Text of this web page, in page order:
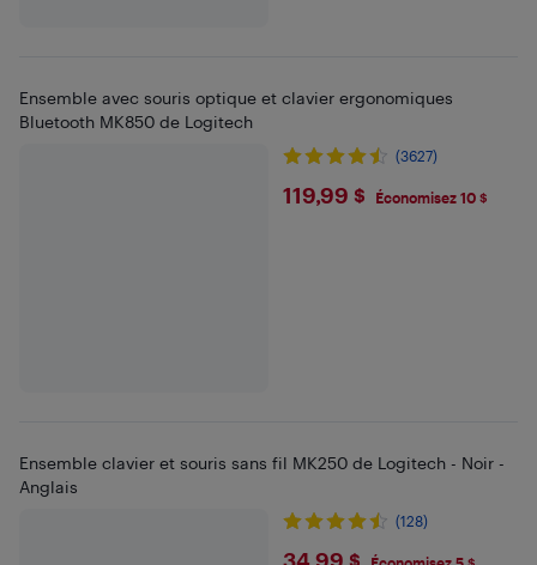
Ensemble avec souris optique et clavier ergonomiques
Bluetooth MK850 de Logitech
(3627)
$119.99
119,99 $ Économisez 10 $
Ensemble clavier et souris sans fil MK250 de Logitech - Noir -
Anglais
(128)
34,99 $